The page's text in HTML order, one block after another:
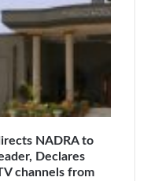
NADRA to
Declares
channels from